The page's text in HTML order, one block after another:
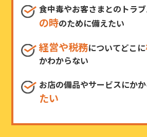
食中毒やお客さまとのトラ
の時のために備えたい
経営や税務についてどこに
かわからない
お店の備品やサービスにか
たい